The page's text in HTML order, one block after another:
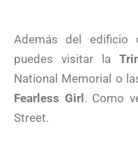
Además del edificio
puedes visitar la
National Memorial o
Fearless Girl . Como
Street.